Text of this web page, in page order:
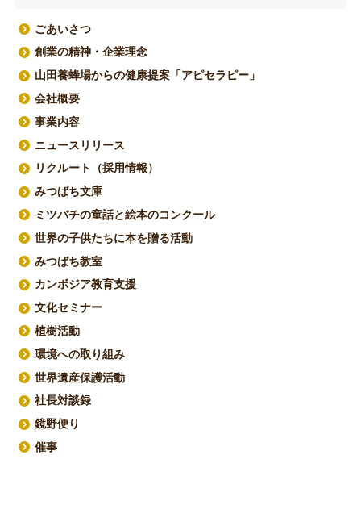
ごあいさつ
創業の精神・企業理念
山田養蜂場からの健康提案「アピセラピー」
会社概要
事業内容
ニュースリリース
リクルート（採用情報）
みつばち文庫
ミツバチの童話と絵本のコンクール
世界の子供たちに本を贈る活動
みつばち教室
カンボジア教育支援
文化セミナー
植樹活動
環境への取り組み
世界遺産保護活動
社長対談録
鏡野便り
催事